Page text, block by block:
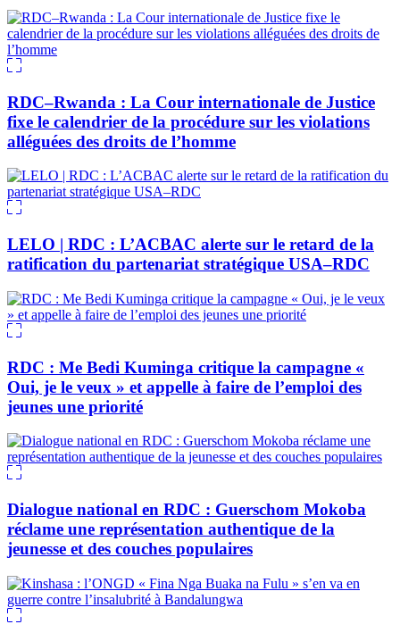
RDC–Rwanda : La Cour internationale de Justice
fixe le calendrier de la procédure sur les violations
alléguées des droits de l’homme
LELO | RDC : L’ACBAC alerte sur le retard de la
ratification du partenariat stratégique USA–RDC
RDC : Me Bedi Kuminga critique la campagne «
Oui, je le veux » et appelle à faire de l’emploi des
jeunes une priorité
Dialogue national en RDC : Guerschom Mokoba
réclame une représentation authentique de la
jeunesse et des couches populaires